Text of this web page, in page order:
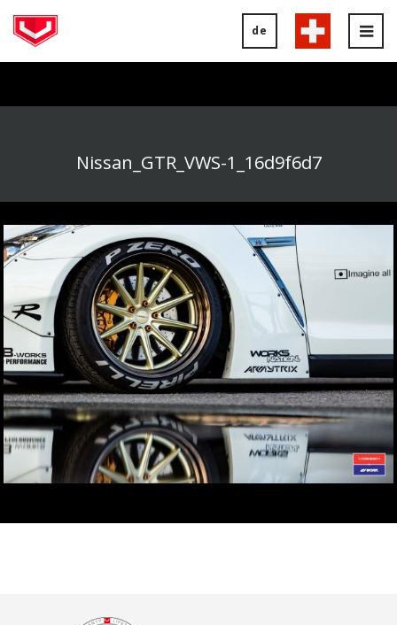
de
Nissan_GTR_VWS-1_16d9f6d7